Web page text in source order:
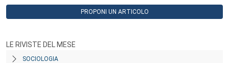
PROPONI UN ARTICOLO
LE RIVISTE DEL MESE
SOCIOLOGIA